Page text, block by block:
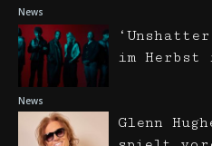
News
News
im Herbst
Glenn